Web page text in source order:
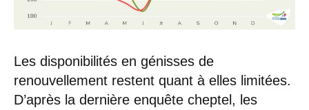
Les disponibilités en génisses de
renouvellement restent quant à elles limitées.
D’après la dernière enquête cheptel, les